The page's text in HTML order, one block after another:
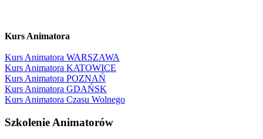
Kurs Animatora
Kurs Animatora WARSZAWA
Kurs Animatora KATOWICE
Kurs Animatora POZNAŃ
Kurs Animatora GDAŃSK
Kurs Animatora Czasu Wolnego
Szkolenie Animatorów